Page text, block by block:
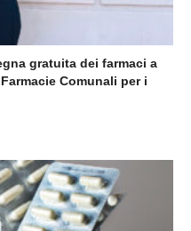
gratuita dei farmaci a
Comunali per i